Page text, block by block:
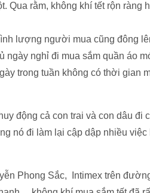
Qua rằm, không khí tết rộn ràng
lượng người mua cũng đông
ngày nghỉ đi mua sắm quần áo
trong tuần không có thời gian
động cả con trai và con dâu đi
nó đi làm lại cập dập nhiều việc
Phong Sắc, Intimex trên